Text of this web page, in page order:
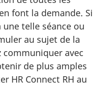
font la demande. Si
telle séance ou
au sujet de la
communiquer avec
de plus amples
HR Connect RH au